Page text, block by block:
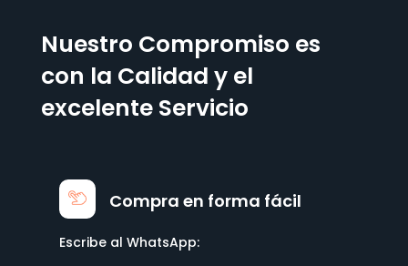
Nuestro Compromiso es
con la Calidad y el
excelente Servicio
Compra en forma fácil
Escribe al WhatsApp: